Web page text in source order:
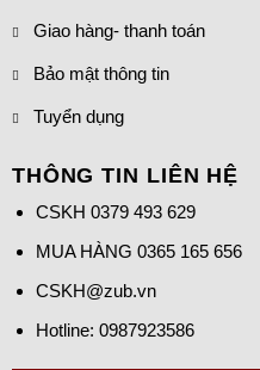
Giao hàng- thanh toán
Bảo mật thông tin
Tuyển dụng
THÔNG TIN LIÊN HỆ
CSKH 0379 493 629
MUA HÀNG 0365 165 656
CSKH@zub.vn
Hotline: 0987923586